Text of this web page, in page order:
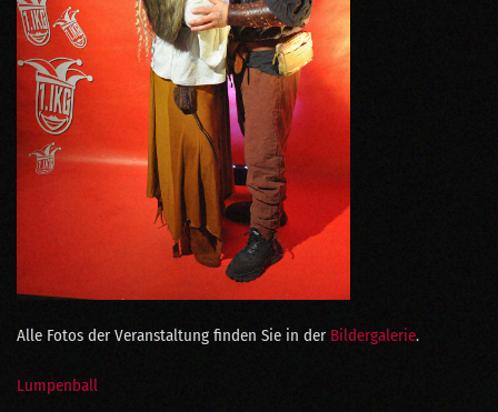
Alle Fotos der Veranstaltung finden Sie in der Bildergalerie.
Lumpenball